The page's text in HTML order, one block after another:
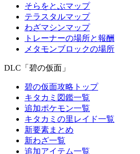
そらをとぶマップ
テラスタルマップ
わざマシンマップ
トレーナーの場所と報酬
メタモンブロックの場所
DLC「碧の仮面」
碧の仮面攻略トップ
キタカミ図鑑一覧
追加ポケモン一覧
キタカミの里レイド一覧
新要素まとめ
新わざ一覧
追加アイテム一覧